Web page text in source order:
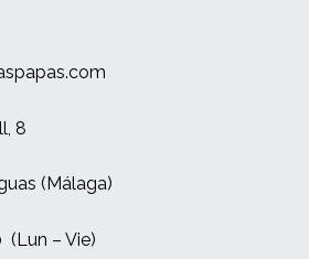
8
(Málaga)
(Lun – Vie)